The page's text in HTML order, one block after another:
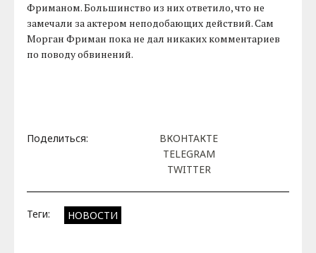
Фриманом. Большинство из них ответило, что не
замечали за актером неподобающих действий. Сам
Морган Фриман пока не дал никаких комментариев
по поводу обвинений.
Поделиться:
ВКОНТАКТЕ
TELEGRAM
TWITTER
Теги: НОВОСТИ